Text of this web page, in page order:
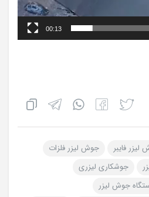
00:13
فایبر
جوش لیزر فلزات
جوشکاری لیزری
جوش لیزر